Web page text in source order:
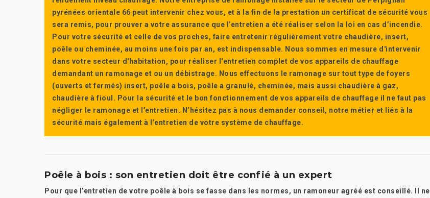
pyrénées orientale 66 peut intervenir chez vous, et à la fin de la prestation un certificat de sécurité vous
sera remis, pour prouver a votre assurance que l’entretien a été réaliser selon la loi en cas d’incendie.
Pour votre sécurité et celle de vos proches, faire entretenir régulièrement votre chaudière, insert,
poêle ou cheminée, au moins une fois par an, est indispensable. Nous sommes en mesure d'intervenir
dans votre secteur d'habitation, pour réaliser l'entretien complet de vos appareils de chauffage
demandant un ramonage et ou un débistrage. Nous effectuons le ramonage sur tout type de foyers
(ouverts et fermés) insert, poêle a bois, poêle a granulé, cheminée, mais aussi chaudière à gaz,
chaudière à fioul. Pour la sécurité et le bon fonctionnement de vos appareils de chauffage il ne faut pas
négliger le ramonage et l’entretien. N’hésitez pas à nous demander conseil, notre métier et liés à la
sécurité mais également à l’entretien de votre système de chauffage.
Poêle à bois : son entretien doit être confié à un expert
Pour que l’entretien de votre poêle à bois se fasse dans les normes, un ramoneur agréé est conseillé. Il ne